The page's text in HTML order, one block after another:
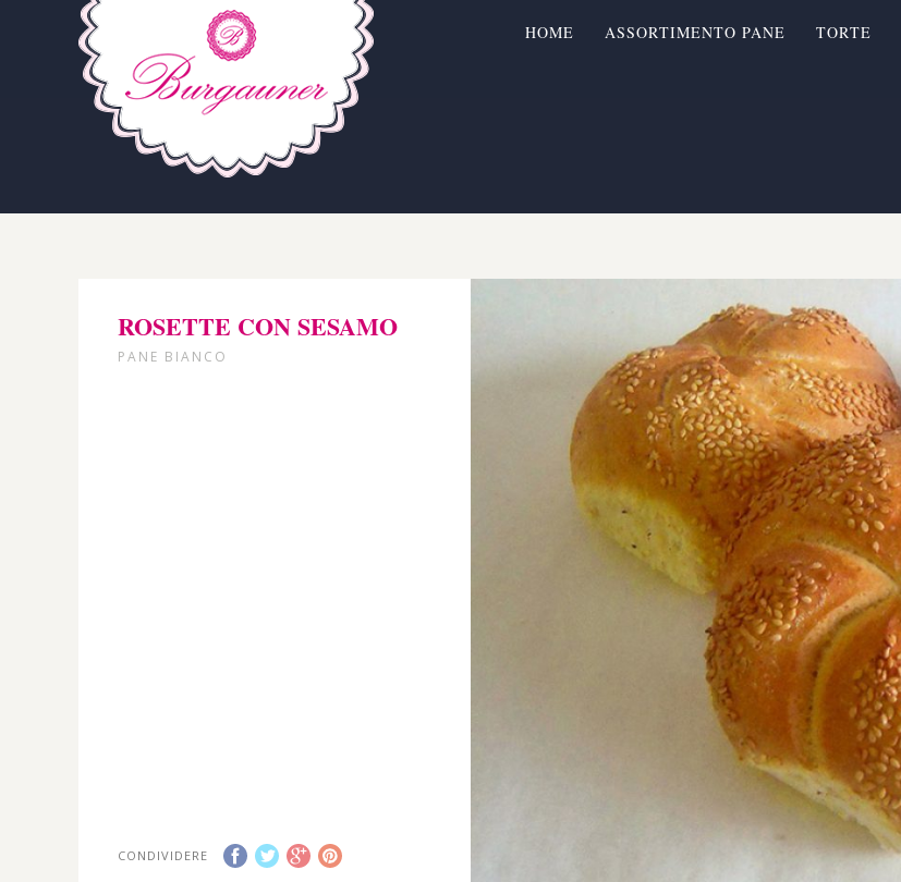
HOME ASSORTIMENTO PANE TORTE
ROSETTE CON SESAMO
PANE BIANCO
CONDIVIDERE